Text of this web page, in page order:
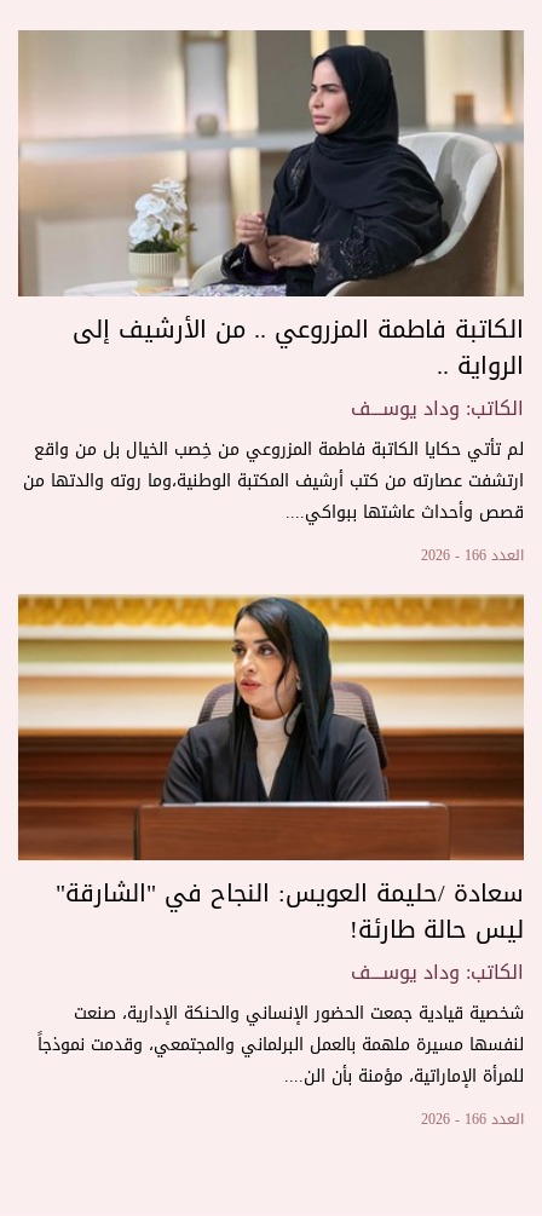
الكاتبة فاطمة المزروعي .. من الأرشيف إلى
الرواية ..
الكاتب: وداد يوســـف
لم تأتي حكايا الكاتبة فاطمة المزروعي من خِصب الخيال بل من واقع
ارتشفت عصارته من كتب أرشيف المكتبة الوطنية،وما روته والدتها من
قصص وأحداث عاشتها ببواكي....
العدد 166 - 2026
سعادة /حليمة العويس: النجاح في "الشارقة"
ليس حالة طارئة!
الكاتب: وداد يوســـف
شخصية قيادية جمعت الحضور الإنساني والحنكة الإدارية، صنعت
لنفسها مسيرة ملهمة بالعمل البرلماني والمجتمعي، وقدمت نموذجاً
للمرأة الإماراتية، مؤمنة بأن الن....
العدد 166 - 2026